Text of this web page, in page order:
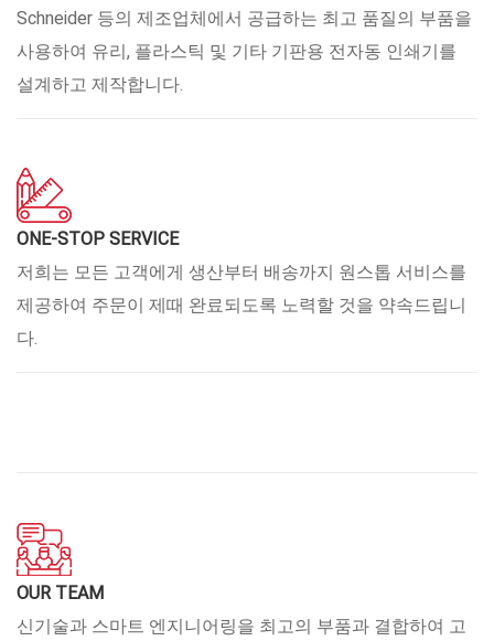
Schneider 등의 제조업체에서 공급하는 최고 품질의 부품을
사용하여 유리, 플라스틱 및 기타 기판용 전자동 인쇄기를
설계하고 제작합니다.
ONE-STOP SERVICE
저희는 모든 고객에게 생산부터 배송까지 원스톱 서비스를
제공하여 주문이 제때 완료되도록 노력할 것을 약속드립니
다.
OUR TEAM
신기술과 스마트 엔지니어링을 최고의 부품과 결합하여 고